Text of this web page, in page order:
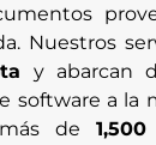
Nuestros
y abarcan
software a la
de